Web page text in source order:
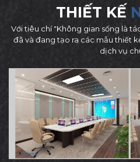
THIẾT KẾ
Với tiêu chí "Không gian sống là
đã và đang tạo ra các mẫu thiết
dịch vụ